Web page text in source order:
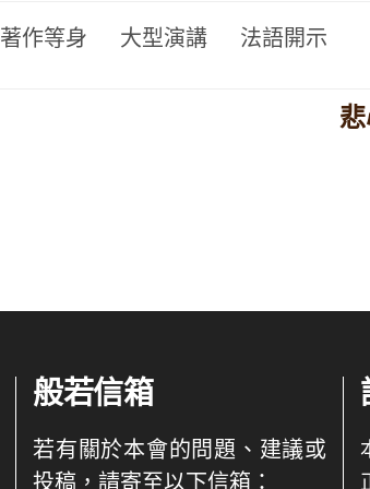
著作等身 大型演講 法語開示
般若信箱
若有關於本會的問題、建議或
投稿，請寄至以下信箱：